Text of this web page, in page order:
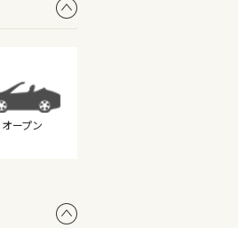
オープン